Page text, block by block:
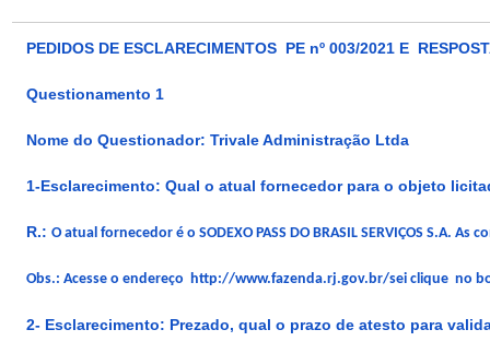
PEDIDOS DE ESCLARECIMENTOS PE nº 003/2021 E
Questionamento 1
Nome do Questionador: Trivale Administração Ltda
1-Esclarecimento: Qual o atual fornecedor para o objeto
R.: O atual fornecedor é o SODEXO PASS DO BRASIL SERVIÇOS S.A.
Obs.: Acesse o endereço http://www.fazenda.rj.gov.br/seiclique no
2- Esclarecimento: Prezado, qual o prazo de atesto para